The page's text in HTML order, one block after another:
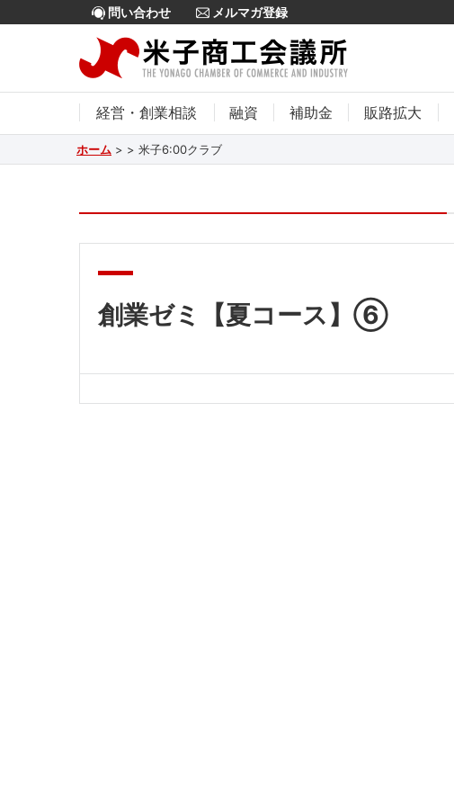
問い合わせ メルマガ登録
経営・創業相談 融資 補助金 販路拡大
ホーム > > 米子6:00クラブ
創業ゼミ【夏コース】⑥